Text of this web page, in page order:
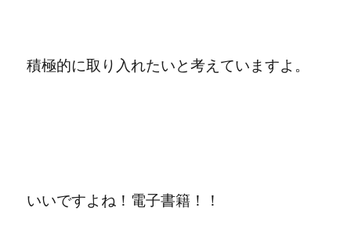
積極的に取り入れたいと考えていますよ。
いいですよね！電子書籍！！